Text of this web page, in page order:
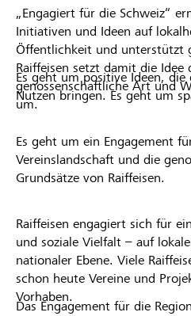
„Engagiert für die Schweiz“
Initiativen und Ideen auf
Öffentlichkeit und unterstützt
Raiffeisen setzt damit die
genossenschaftliche Art und
um.
Es geht um positive Ideen, die
Nutzen bringen. Es geht um
Es geht um ein Engagement
Vereinslandschaft und die
Grundsätze von Raiffeisen.
Raiffeisen engagiert sich für
und soziale Vielfalt – auf
nationaler Ebene. Viele
schon heute Vereine und
Vorhaben.
Das Engagement für die